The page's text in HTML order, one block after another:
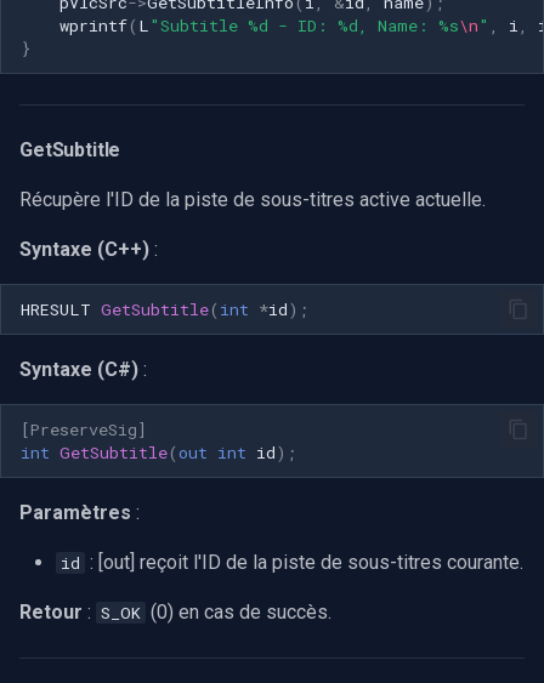
wprintf( L "Subtitle %d - ID: %d, Name: %s\n" i
}
GetSubtitle
Récupère l'ID de la piste de sous-titres active actuelle.
Syntaxe (C++) :
HRESULT GetSubtitle( int *id);
Syntaxe (C#) :
[PreserveSig]
int GetSubtitle(out int id);
Paramètres :
id : [out] reçoit l'ID de la piste de sous-titres courante.
Retour : S_OK (0) en cas de succès.